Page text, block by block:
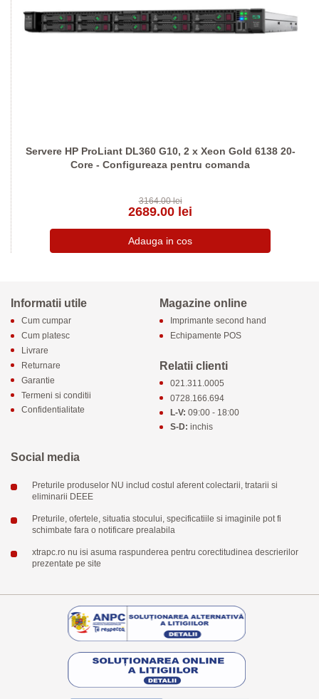
Servere HP ProLiant DL360 G10, 2 x Xeon Gold 6138 20-
Core - Configureaza pentru comanda
3164.00 lei
2689.00 lei
Informatii utile
Cum cumpar
Cum platesc
Livrare
Returnare
Garantie
Termeni si conditii
Confidentialitate
Magazine online
Imprimante second hand
Echipamente POS
Relatii clienti
021.311.0005
0728.166.694
L-V: 09:00 - 18:00
S-D: inchis
Social media
Preturile produselor NU includ costul aferent colectarii, tratarii si
eliminarii DEEE
Preturile, ofertele, situatia stocului, specificatiile si imaginile pot fi
schimbate fara o notificare prealabila
xtrapc.ro nu isi asuma raspunderea pentru corectitudinea descrierilor
prezentate pe site